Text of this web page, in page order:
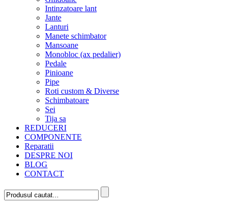
Intinzatoare lant
Jante
Lanturi
Manete schimbator
Mansoane
Monobloc (ax pedalier)
Pedale
Pinioane
Pipe
Roti custom & Diverse
Schimbatoare
Sei
Tija sa
REDUCERI
COMPONENTE
Reparatii
DESPRE NOI
BLOG
CONTACT